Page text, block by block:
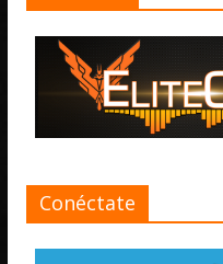
Conéctate